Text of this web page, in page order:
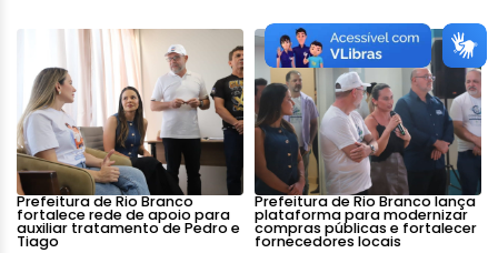
Prefeitura de Rio Branco
fortalece rede de apoio para
auxiliar tratamento de Pedro e
Tiago
Prefeitura de Rio Branco lança
plataforma para modernizar
compras públicas e fortalecer
fornecedores locais